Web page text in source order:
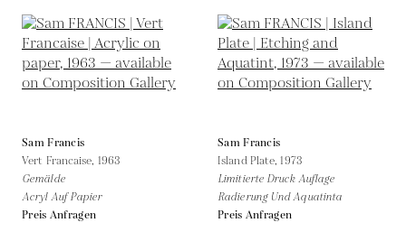
Sam Francis
Vert Francaise, 1963
Gemälde
Acryl Auf Papier
Preis Anfragen
Sam Francis
Island Plate,1973
Limitierte Druck Auflage
Radierung Und Aquatinta
Preis Anfragen